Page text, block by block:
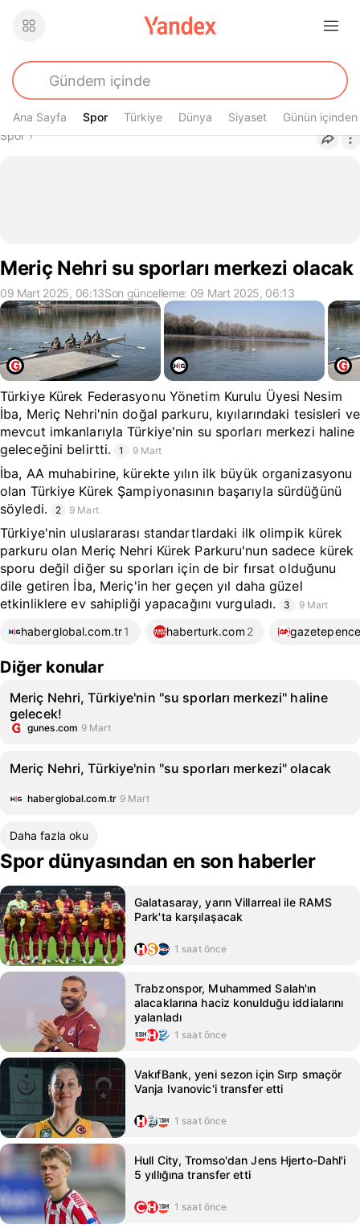
Ana Sayfa Spor
Spor Türkiye Dünya Siyaset Günün içinden
Buradasın
Spor›
Meriç Nehri su sporları merkezi olacak
09 Mart 2025, 06:13Son güncelleme: 09 Mart 2025, 06:13
Türkiye Kürek Federasyonu Yönetim Kurulu Üyesi Nesim
İba, Meriç Nehri'nin doğal parkuru, kıyılarındaki tesisleri ve
mevcut imkanlarıyla Türkiye'nin su sporları merkezi haline
geleceğini belirtti.
1 9 Mart
İba, AA muhabirine, kürekte yılın ilk büyük organizasyonu
olan Türkiye Kürek Şampiyonasının başarıyla sürdüğünü
söyledi.
2 9 Mart
Türkiye'nin uluslararası standartlardaki ilk olimpik kürek
parkuru olan Meriç Nehri Kürek Parkuru'nun sadece kürek
sporu değil diğer su sporları için de bir fırsat olduğunu
dile getiren İba, Meriç'in her geçen yıl daha güzel
etkinliklere ev sahipliği yapacağını vurguladı.
3 9 Mart
haberglobal.com.tr1 haberturk.com 2
Diğer konular
Meriç Nehri, Türkiye'nin ''su sporları merkezi'' haline
gelecek!
gunes.com 9 Mart
Meriç Nehri, Türkiye'nin "su sporları merkezi" olacak
haberglobal.com.tr 9 Mart
Daha fazla oku
Spor dünyasından en son haberler
Galatasaray, yarın Villarreal ile RAMS
Park'ta karşılaşacak
1 saat önce
Trabzonspor, Muhammed Salah'ın
alacaklarına haciz konulduğu iddialarını
yalanladı
1 saat önce
VakıfBank, yeni sezon için Sırp smaçör
Vanja Ivanovic'i transfer etti
1 saat önce
Hull City, Tromso'dan Jens Hjerto-Dahl'i
5 yıllığına transfer etti
1 saat önce